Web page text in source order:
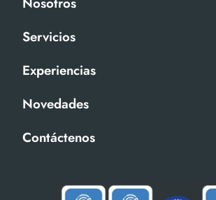
Servicios
Experiencias
Novedades
Contáctenos